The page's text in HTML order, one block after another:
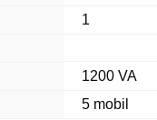
1
1200 VA
5 mobil